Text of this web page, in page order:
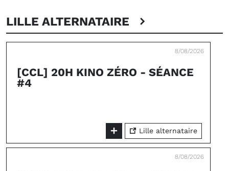
LILLE ALTERNATAIRE
8/08/2026
[CCL] 20H KINO ZÉRO - SÉANCE
#4
Lille alternataire
8/08/2026